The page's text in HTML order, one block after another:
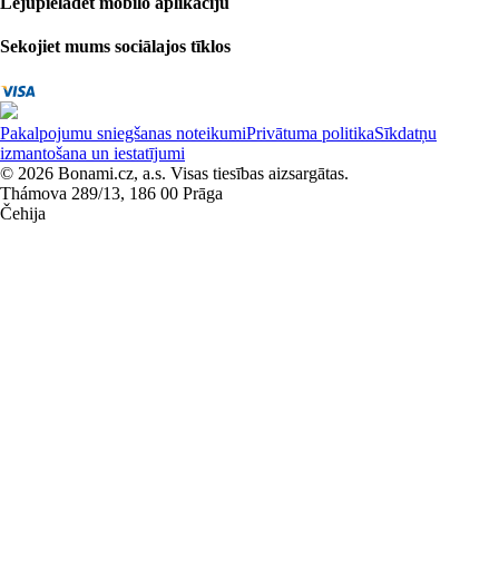
Sekojiet mums sociālajos tīklos
Pakalpojumu sniegšanas noteikumiPrivātuma politikaSīkdatņu
izmantošana un iestatījumi
© 2026 Bonami.cz, a.s. Visas tiesības aizsargātas.
Thámova 289/13, 186 00 Prāga
Čehija